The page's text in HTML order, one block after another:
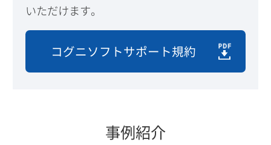
いただけます。
コグニソフトサポート規約
事例紹介